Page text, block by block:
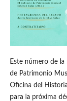
Este número de
de Patrimonio
Oficina del
para la próxima